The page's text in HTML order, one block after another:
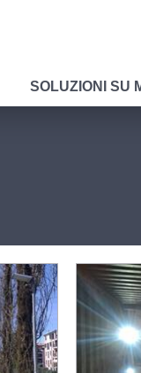
SOLUZIONI SU